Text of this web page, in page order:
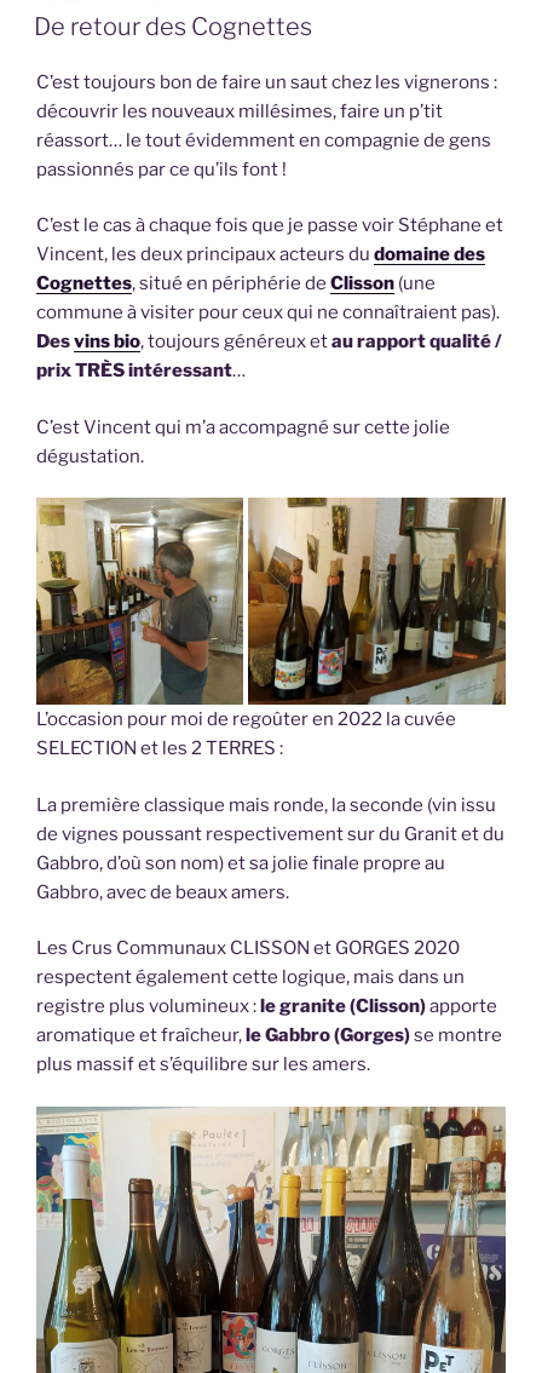
LE
De retour des Cognettes
C’est toujours bon de faire un saut chez les vignerons :
découvrir les nouveaux millésimes, faire un p’tit
réassort… le tout évidemment en compagnie de gens
passionnés par ce qu’ils font !
C’est le cas à chaque fois que je passe voir Stéphane et
Vincent, les deux principaux acteurs du domaine des
Cognettes, situé en périphérie de Clisson (une
commune à visiter pour ceux qui ne connaîtraient pas).
Desvins bio, toujours généreux etau rapport qualité /
prix TRÈS intéressant…
C’est Vincent qui m’a accompagné sur cette jolie
dégustation.
L’occasion pour moi de regoûter en 2022 la cuvée
SELECTION et les 2 TERRES :
La première classique mais ronde, la seconde (vin issu
de vignes poussant respectivement sur du Granit et du
Gabbro, d’où son nom) et sa jolie finale propre au
Gabbro, avec de beaux amers.
Les Crus Communaux CLISSON et GORGES 2020
respectent également cette logique, mais dans un
registre plus volumineux : le granite (Clisson)apporte
aromatique et fraîcheur, le Gabbro (Gorges)se montre
plus massif et s’équilibre sur les amers.